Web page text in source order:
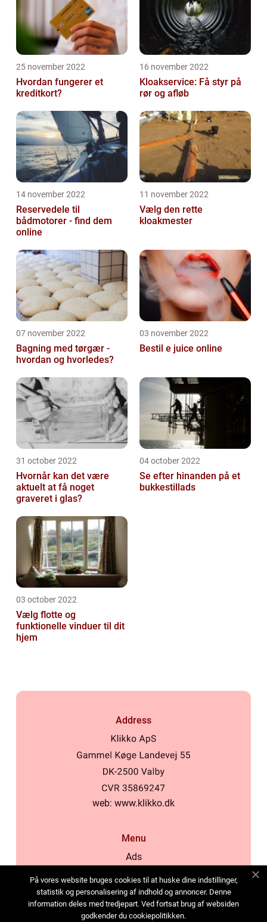
25 november 2022
Hvordan fungerer et
kreditkort?
16 november 2022
Kloakservice: Få styr på
rør og afløb
14 november 2022
Reservedele til
bådmotorer - find dem
online
11 november 2022
Vælg den rette
kloakmester
07 november 2022
Bagning med tørgær -
hvordan og hvorledes?
03 november 2022
Bestil e juice online
31 october 2022
Hvornår kan det være
aktuelt at få noget
graveret i glas?
04 october 2022
Se efter hinanden på et
bukkestillads
03 october 2022
Vælg flotte og
funktionelle vinduer til dit
hjem
Address
web: www.klikko.dk
Menu
Ads
Cookies
Contact
På vores website bruges cookies til at huske dine indstillinger,
statistik og personalisering af indhold og annoncer. Denne
information deles med tredjepart. Ved fortsat brug af websiden
godkender du cookiepolitikken.